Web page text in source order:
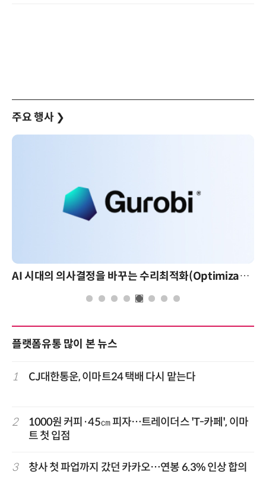
주요 행사 ❯
AI 시대의 의사결정을 바꾸는 수리최적화(Optimization): 실제 산업 적용 사례와 활용 전략
플랫폼유통 많이 본 뉴스
1 CJ대한통운, 이마트24 택배 다시 맡는다
2
1000원 커피·45㎝ 피자…트레이더스 'T-카페', 이마
트 첫 입점
3 창사 첫 파업까지 갔던 카카오…연봉 6.3% 인상 합의